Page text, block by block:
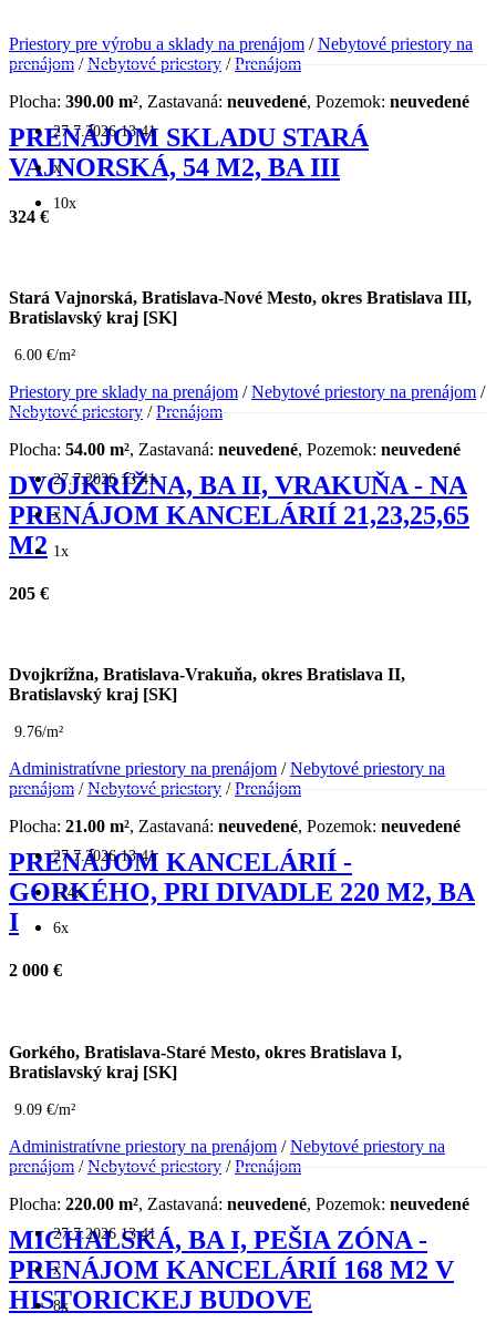
Priestory pre výrobu a sklady na prenájom /Nebytové priestory na
prenájom /Nebytové priestory /Prenájom
Plocha: 390.00 m², Zastavaná: neuvedené, Pozemok: neuvedené
27.7.2026 13:41
x
10x
PRENÁJOM SKLADU STARÁ
VAJNORSKÁ, 54 M2, BA III
324 €
Stará Vajnorská, Bratislava-Nové Mesto, okres Bratislava III,
Bratislavský kraj [SK]
6.00 €/m²
Priestory pre sklady na prenájom /Nebytové priestory na prenájom /
Nebytové priestory /Prenájom
Plocha: 54.00 m², Zastavaná: neuvedené, Pozemok: neuvedené
27.7.2026 13:41
x
1x
DVOJKRÍŽNA, BA II, VRAKUŇA - NA
PRENÁJOM KANCELÁRIÍ 21,23,25,65
M2
205 €
Dvojkrížna, Bratislava-Vrakuňa, okres Bratislava II,
Bratislavský kraj [SK]
9.76/m²
Administratívne priestory na prenájom /Nebytové priestory na
prenájom /Nebytové priestory /Prenájom
Plocha: 21.00 m², Zastavaná: neuvedené, Pozemok: neuvedené
27.7.2026 13:41
114x
6x
PRENÁJOM KANCELÁRIÍ -
GORKÉHO, PRI DIVADLE 220 M2, BA
I
2 000 €
Gorkého, Bratislava-Staré Mesto, okres Bratislava I,
Bratislavský kraj [SK]
9.09 €/m²
Administratívne priestory na prenájom /Nebytové priestory na
prenájom /Nebytové priestory /Prenájom
Plocha: 220.00 m², Zastavaná: neuvedené, Pozemok: neuvedené
27.7.2026 13:41
x
8x
MICHALSKÁ, BA I, PEŠIA ZÓNA -
PRENÁJOM KANCELÁRIÍ 168 M2 V
HISTORICKEJ BUDOVE